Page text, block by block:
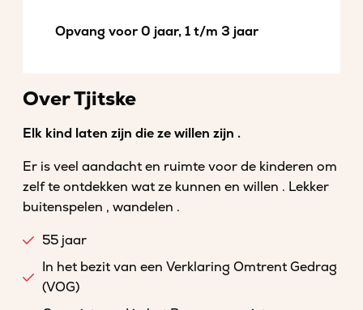
Opvang voor 0 jaar, 1 t/m 3 jaar
Over Tjitske
Elk kind laten zijn die ze willen zijn .
Er is veel aandacht en ruimte voor de kinderen om
zelf te ontdekken wat ze kunnen en willen . Lekker
buitenspelen , wandelen .
55 jaar
In het bezit van een Verklaring Omtrent Gedrag
(VOG)